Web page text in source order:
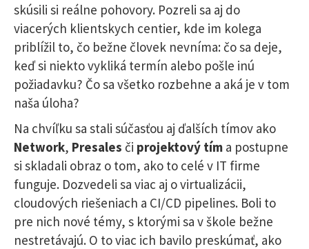
skúsili si reálne pohovory. Pozreli sa aj do
viacerých klientskych centier, kde im kolega
priblížil to, čo bežne človek nevníma: čo sa deje,
keď si niekto vykliká termín alebo pošle inú
požiadavku? Čo sa všetko rozbehne a aká je v tom
naša úloha?
Na chvíľku sa stali súčasťou aj ďalších tímov ako
Network, Presales či projektový tím a postupne
si skladali obraz o tom, ako to celé v IT firme
funguje. Dozvedeli sa viac aj o virtualizácii,
cloudových riešeniach a CI/CD pipelines. Boli to
pre nich nové témy, s ktorými sa v škole bežne
nestretávajú. O to viac ich bavilo preskúmať, ako